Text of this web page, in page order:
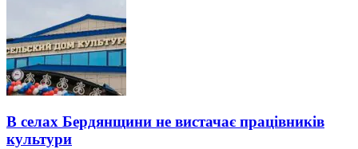
В селах Бердянщини не вистачає працівників
культури